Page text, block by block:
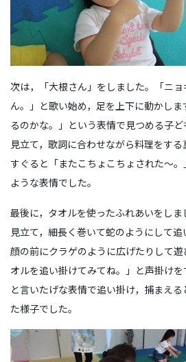
次は，「大根さん」をしました。「ニ
ん。」と歌い始め，足を上下に動かしま
るのかな。」という表情で見つめる子
見立て，歌詞に合わせながら料理をす
すぐると「またこちょこちょされた～
ような表情でした。
最後に，タオルを使ったふれあいをし
見立て，細長く巻いて蛇のようにして
顔の前にクラゲのように広げたりして
オルを追い掛けてみてね。」と声掛けを
と言いたげな表情で追い掛け，捕まえ
た様子でした。